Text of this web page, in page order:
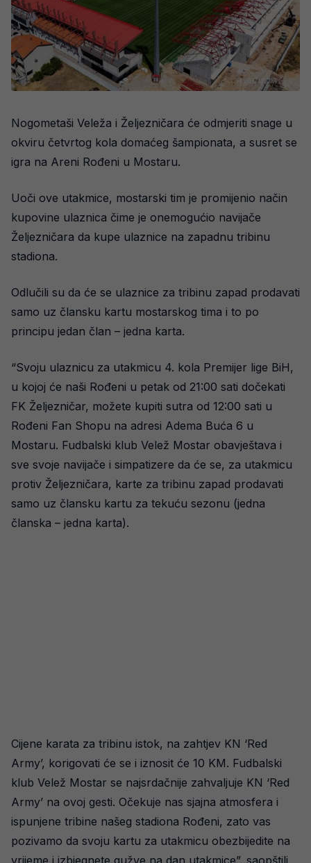
Nogometaši Veleža i Željezničara će odmjeriti snage u
okviru četvrtog kola domaćeg šampionata, a susret se
igra na Areni Rođeni u Mostaru.
Uoči ove utakmice, mostarski tim je promijenio način
kupovine ulaznica čime je onemogućio navijače
Željezničara da kupe ulaznice na zapadnu tribinu
stadiona.
Odlučili su da će se ulaznice za tribinu zapad prodavati
samo uz člansku kartu mostarskog tima i to po
principu jedan član – jedna karta.
“Svoju ulaznicu za utakmicu 4. kola Premijer lige BiH,
u kojoj će naši Rođeni u petak od 21:00 sati dočekati
FK Željezničar, možete kupiti sutra od 12:00 sati u
Rođeni Fan Shopu na adresi Adema Buća 6 u
Mostaru. Fudbalski klub Velež Mostar obavještava i
sve svoje navijače i simpatizere da će se, za utakmicu
protiv Željezničara, karte za tribinu zapad prodavati
samo uz člansku kartu za tekuću sezonu (jedna
članska – jedna karta).
Cijene karata za tribinu istok, na zahtjev KN ‘Red
Army’, korigovati će se i iznosit će 10 KM. Fudbalski
klub Velež Mostar se najsrdačnije zahvaljuje KN ‘Red
Army’ na ovoj gesti. Očekuje nas sjajna atmosfera i
ispunjene tribine našeg stadiona Rođeni, zato vas
pozivamo da svoju kartu za utakmicu obezbijedite na